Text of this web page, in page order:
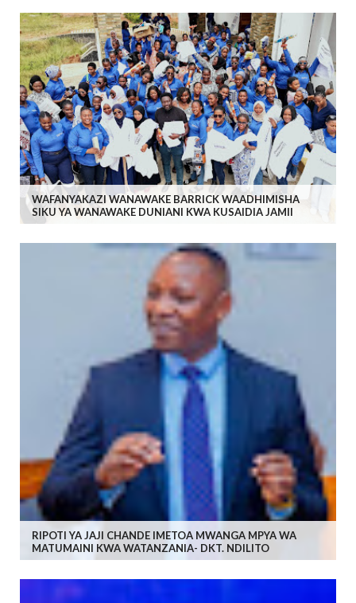
WAFANYAKAZI WANAWAKE BARRICK WAADHIMISHA
SIKU YA WANAWAKE DUNIANI KWA KUSAIDIA JAMII
RIPOTI YA JAJI CHANDE IMETOA MWANGA MPYA WA
MATUMAINI KWA WATANZANIA- DKT. NDILITO